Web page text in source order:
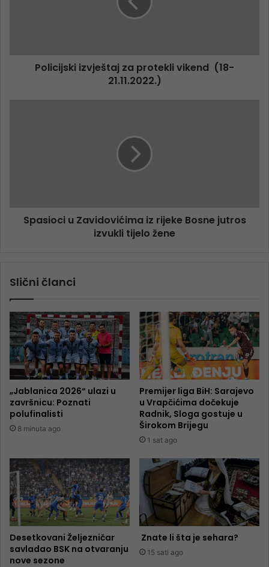
Policijski izvještaj za protekli vikend (18-
21.11.2022.)
Spasioci u Zavidovićima iz rijeke Bosne jutros
izvukli tijelo žene
Slični članci
„Jablanica 2026“ ulazi u
završnicu: Poznati
polufinalisti
8 minuta ago
Premijer liga BiH: Sarajevo
u Vrapčićima dočekuje
Radnik, Sloga gostuje u
Širokom Brijegu
1 sat ago
Desetkovani Željezničar
savladao BSK na otvaranju
nove sezone
Znate li šta je sehara?
15 sati ago